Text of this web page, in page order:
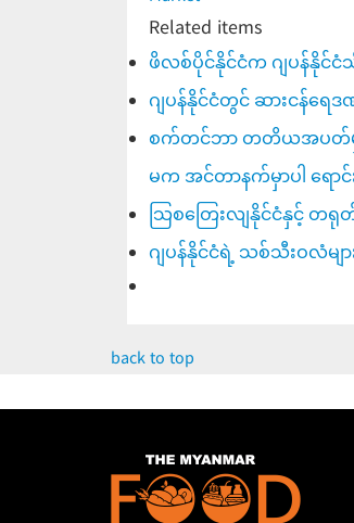
Related items
ဖိလစ်ပိုင်နိုင်ငံက ဂျပန်နိုင်
ဂျပန်နိုင်ငံတွင် ဆားငန်ရ
စက်တင်ဘာ တတိယအပတ်မှ စ
မက အင်တာနက်မှာပါ ရောင်
သြစတြေးလျနိုင်ငံနှင့် တရု
ဂျပန်နိုင်ငံရဲ့ သစ်သီးဝလံမျ
back to top